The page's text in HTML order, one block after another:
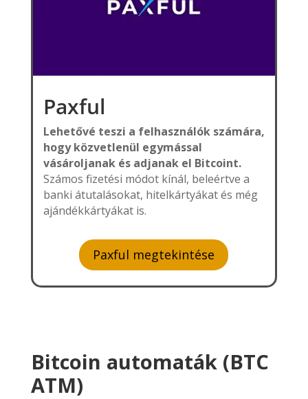
Paxful
Lehetővé teszi a felhasználók számára,
hogy közvetlenül egymással
vásároljanak és adjanak el Bitcoint.
Számos fizetési módot kínál, beleértve a
banki átutalásokat, hitelkártyákat és még
ajándékkártyákat is.
Paxful megtekintése
Bitcoin automaták (BTC
ATM)